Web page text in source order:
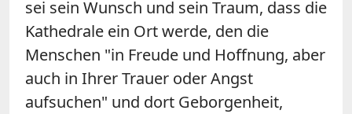
sei sein Wunsch und sein Traum, dass die
Kathedrale ein Ort werde, den die
Menschen "in Freude und Hoffnung, aber
auch in Ihrer Trauer oder Angst
aufsuchen" und dort Geborgenheit,